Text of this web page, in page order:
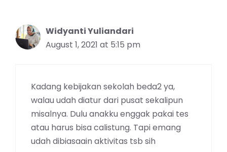
Widyanti Yuliandari
August 1, 2021 at 5:15 pm
Kadang kebijakan sekolah beda2 ya,
walau udah diatur dari pusat sekalipun
misalnya. Dulu anakku enggak pakai tes
atau harus bisa calistung. Tapi emang
udah dibiasaain aktivitas tsb sih